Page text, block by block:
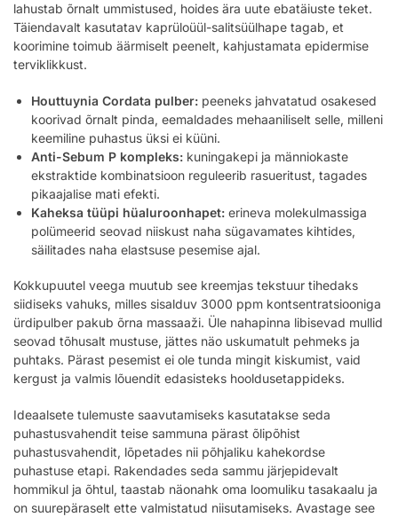
lahustab õrnalt ummistused, hoides ära uute ebatäiuste teket.
Täiendavalt kasutatav kaprüloüül-salitsüülhape tagab, et
koorimine toimub äärmiselt peenelt, kahjustamata epidermise
terviklikkust.
Houttuynia Cordata pulber: peeneks jahvatatud osakesed
koorivad õrnalt pinda, eemaldades mehaaniliselt selle, milleni
keemiline puhastus üksi ei küüni.
Anti-Sebum P kompleks: kuningakepi ja männiokaste
ekstraktide kombinatsioon reguleerib rasueritust, tagades
pikaajalise mati efekti.
Kaheksa tüüpi hüaluroonhapet: erineva molekulmassiga
polümeerid seovad niiskust naha sügavamates kihtides,
säilitades naha elastsuse pesemise ajal.
Kokkupuutel veega muutub see kreemjas tekstuur tihedaks
siidiseks vahuks, milles sisalduv 3000 ppm kontsentratsiooniga
ürdipulber pakub õrna massaaži. Üle nahapinna libisevad mullid
seovad tõhusalt mustuse, jättes näo uskumatult pehmeks ja
puhtaks. Pärast pesemist ei ole tunda mingit kiskumist, vaid
kergust ja valmis lõuendit edasisteks hooldusetappideks.
Ideaalsete tulemuste saavutamiseks kasutatakse seda
puhastusvahendit teise sammuna pärast õlipõhist
puhastusvahendit, lõpetades nii põhjaliku kahekordse
puhastuse etapi. Rakendades seda sammu järjepidevalt
hommikul ja õhtul, taastab näonahk oma loomuliku tasakaalu ja
on suurepäraselt ette valmistatud niisutamiseks. Avastage see